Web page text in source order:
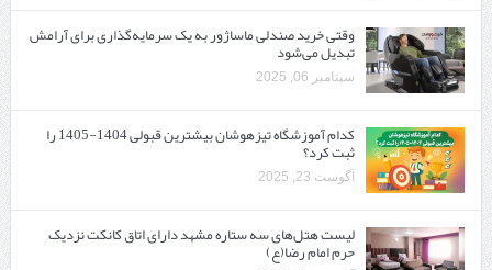
وقتی خرید صندلی ماساژور به یک سرمایه‌گذاری برای آرامش
تبدیل می‌شود
سپتامبر 06, 2025
کدام آموزشگاه تیزهوشان بیشترین قبولی 1404-1405 را
ثبت کرد؟
آگوست 23, 2025
لیست هتل‌های سه ستاره مشهد دارای اتاق کانکت نزدیک
حرم امام رضا(ع)